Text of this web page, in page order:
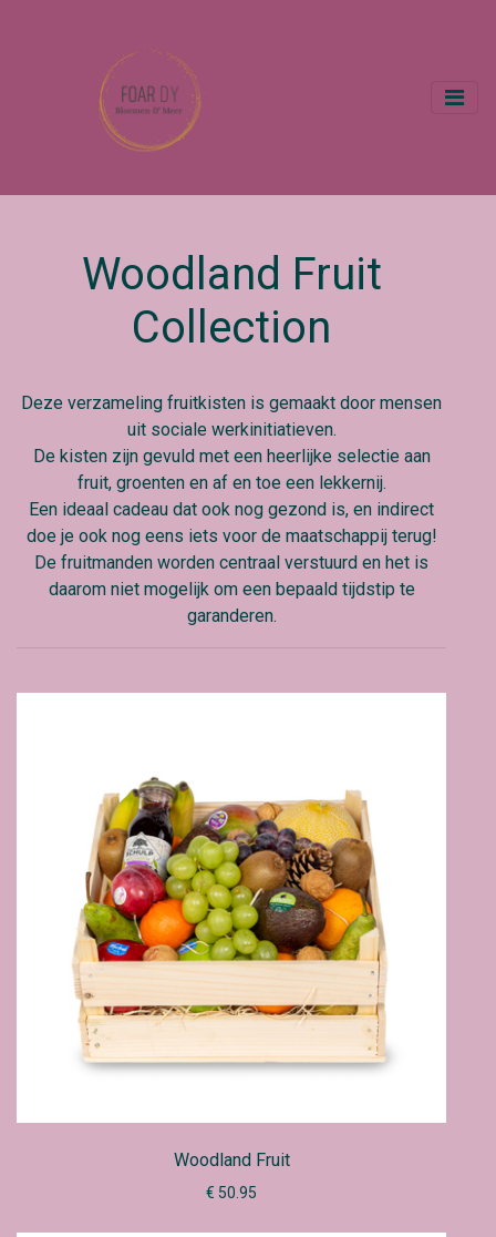
Woodland Fruit
Collection
Deze verzameling fruitkisten is gemaakt door mensen
uit sociale werkinitiatieven.
De kisten zijn gevuld met een heerlijke selectie aan
fruit, groenten en af en toe een lekkernij.
Een ideaal cadeau dat ook nog gezond is, en indirect
doe je ook nog eens iets voor de maatschappij terug!
De fruitmanden worden centraal verstuurd en het is
daarom niet mogelijk om een bepaald tijdstip te
garanderen.
Woodland Fruit
€ 50.95